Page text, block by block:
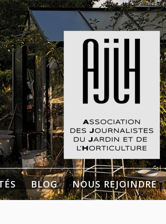
du Jardin et de
BLOG NOUS REJOINDRE